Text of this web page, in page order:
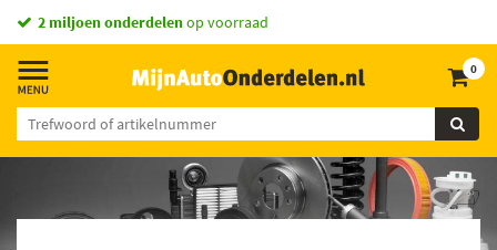
2 miljoen onderdelenop voorraad
0